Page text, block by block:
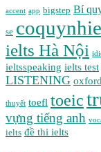
accent app bigstep Bí
se
ielts Hà Nội
ieltsspeaking ielts test
LISTENING oxford
thuyết toefl toeic
vựng tiếng anh
ielts đề thi ielts